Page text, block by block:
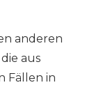
anderen
aus
Fällen in